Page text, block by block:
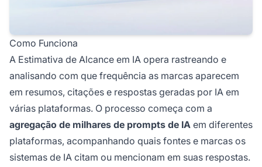
Como Funciona
A Estimativa de Alcance em IA opera rastreando e
analisando com que frequência as marcas aparecem
em resumos, citações e respostas geradas por IA em
várias plataformas. O processo começa com a
agregação de milhares de prompts de IA em diferentes
plataformas, acompanhando quais fontes e marcas os
sistemas de IA citam ou mencionam em suas respostas.